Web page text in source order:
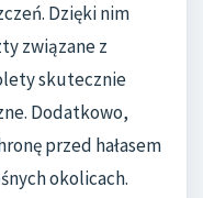
Dzięki nim
związane z
skutecznie
Dodatkowo,
przed hałasem
okolicach.